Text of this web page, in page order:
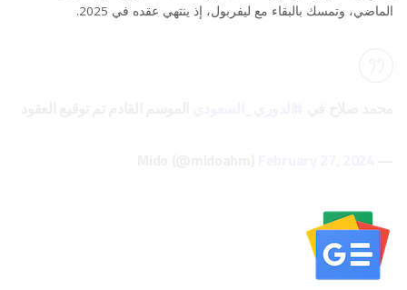
الماضي، وتمسك بالبقاء مع ليفربول، إذ ينتهي عقده في 2025.